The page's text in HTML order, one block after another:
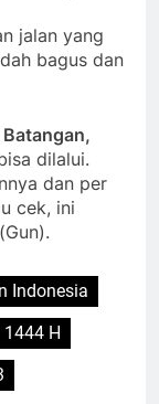
jalan yang
bagus dan
Batangan,
dilalui.
dan per
cek, ini
Indonesia
1444 H